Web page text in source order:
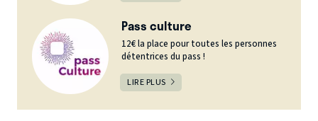
Pass culture
12€ la place pour toutes les personnes
détentrices du pass !
LIRE PLUS